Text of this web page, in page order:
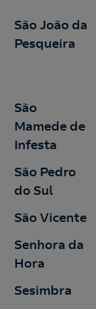
São João da
Pesqueira
São
Mamede de
Infesta
São Pedro
do Sul
São Vicente
Senhora da
Hora
Sesimbra